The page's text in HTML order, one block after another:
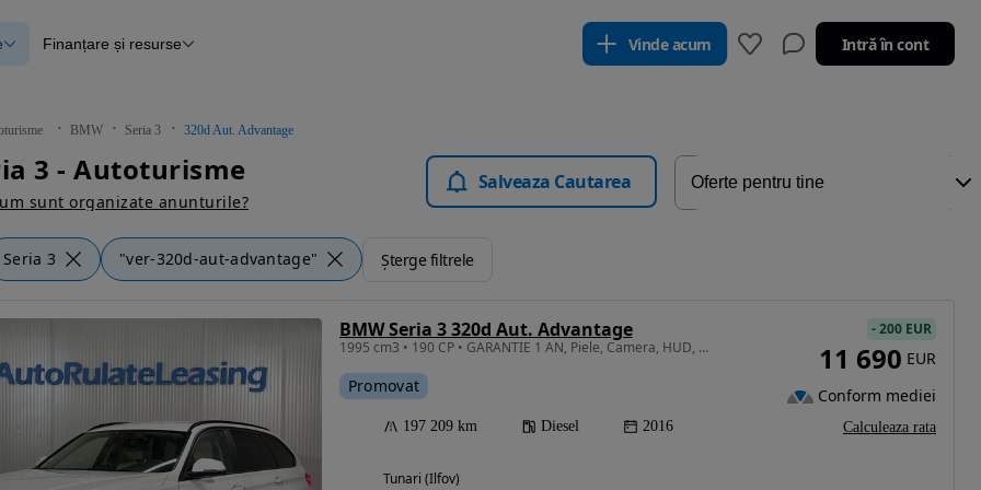
verificate
Blog Autovit.ro
Finanțare și resurse Vinde acum Intră în cont
BMW Seria 3 320d Aut. Advantage
3 - Autoturisme
sunt organizate anunturile?
Salveaza Cautarea
Seria 3 "ver-320d-aut-advantage" Șterge filtrele
BMW Seria 3 320d Aut. Advantage
1995 cm3 • 190 CP • GARANTIE 1 AN, Piele, Camera, HUD, Scaune incalzite, LED
Promovat
197 209 km Diesel 2016
Tunari (Ilfov)
-200 EUR
11 690 EUR
Conform mediei
Calculeaza rata